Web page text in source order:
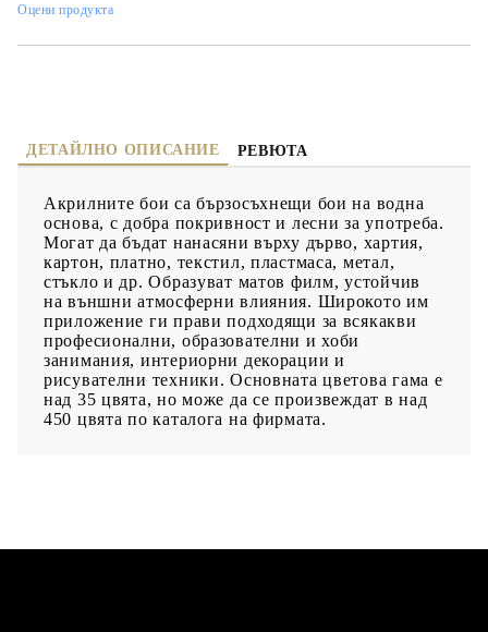
Оцени продукта
ДЕТАЙЛНО ОПИСАНИЕ РЕВЮТА
Акрилните бои са бързосъхнещи бои на водна
основа, с добра покривност и лесни за употреба.
Могат да бъдат нанасяни върху дърво, хартия,
картон, платно, текстил, пластмаса, метал,
стъкло и др. Образуват матов филм, устойчив
на външни атмосферни влияния. Широкото им
приложение ги прави подходящи за всякакви
професионални, образователни и хоби
занимания, интериорни декорации и
рисувателни техники. Основната цветова гама е
над 35 цвята, но може да се произвеждат в над
450 цвята по каталога на фирмата.